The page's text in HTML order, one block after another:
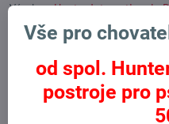
Výrobce:Hunter International -
FacebookTwitter Bluesky
Vše pro
od spol.
postroje pro